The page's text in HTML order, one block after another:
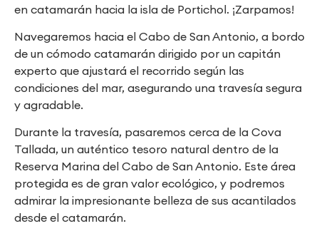
en catamarán hacia la isla de Portichol. ¡Zarpamos!
Navegaremos hacia el Cabo de San Antonio, a bordo
de un cómodo catamarán dirigido por un capitán
experto que ajustará el recorrido según las
condiciones del mar, asegurando una travesía segura
y agradable.
Durante la travesía, pasaremos cerca de la Cova
Tallada, un auténtico tesoro natural dentro de la
Reserva Marina del Cabo de San Antonio. Este área
protegida es de gran valor ecológico, y podremos
admirar la impresionante belleza de sus acantilados
desde el catamarán.